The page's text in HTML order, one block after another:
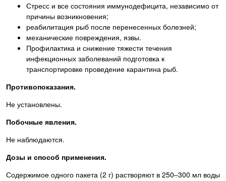
Стресс и все состояния иммунодефицита, независимо от
причины возникновения;
реабилитация рыб после перенесенных болезней;
механические повреждения, язвы.
Профилактика и снижение тяжести течения
инфекционных заболеваний подготовка к
транспортировке проведение карантина рыб.
Противопоказания.
Не установлены.
Побочные явления.
Не наблюдаются.
Дозы и способ применения.
Содержимое одного пакета (2 г) растворяют в 250–300 мл воды